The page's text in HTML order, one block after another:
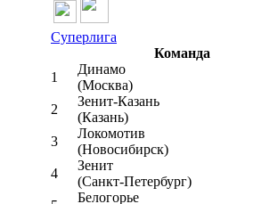
Суперлига
Команда
1
Динамо
(Москва)
2
Зенит-Казань
(Казань)
3
Локомотив
(Новосибирск)
4
Зенит
(Санкт-Петербург)
Белогорье